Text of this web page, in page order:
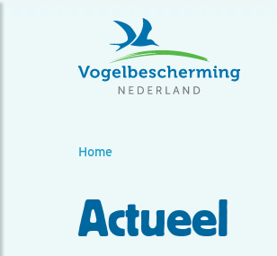
Home
Actueel